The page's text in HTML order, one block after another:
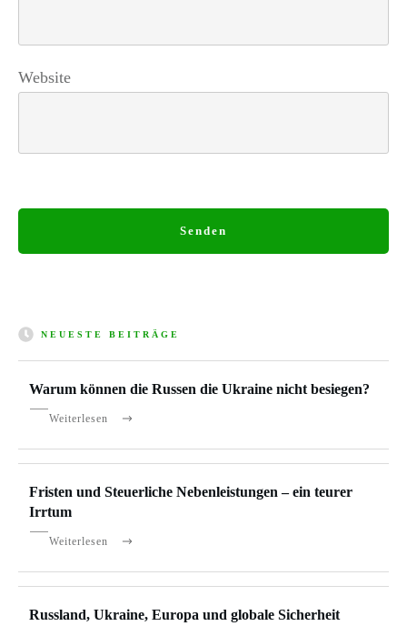
Website
Senden
NEUESTE BEITRÄGE
Warum können die Russen die Ukraine nicht besiegen?
Weiterlesen
Fristen und Steuerliche Nebenleistungen – ein teurer
Irrtum
Weiterlesen
Russland, Ukraine, Europa und globale Sicherheit